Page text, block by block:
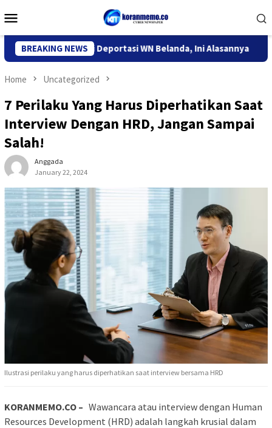
to
Menu
BREAKING NEWS
Kediri Deportasi WN Belanda, Ini Alasannya 9
Home Uncategorized
7 Perilaku Yang Harus Diperhatikan Saat
Interview Dengan HRD, Jangan Sampai
Salah!
Anggada
January 22, 2024
Ilustrasi perilaku yang harus diperhatikan saat interview bersama HRD
KORANMEMO.CO – Wawancara atau interview dengan Human
Resources Development (HRD) adalah langkah krusial dalam